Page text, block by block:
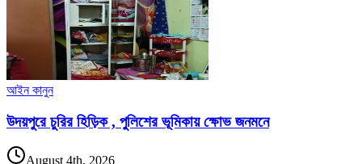
আইন কানুন
উদয়পুরে চুরির হিড়িক , পুলিশের ভূমিকায় ক্ষোভ জনমনে
August 4th, 2026